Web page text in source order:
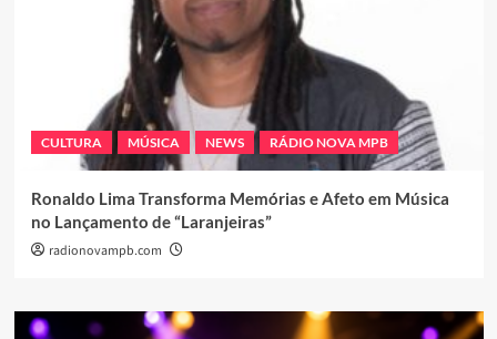
CULTURA MÚSICA NEWS RÁDIO NOVA MPB
Ronaldo Lima Transforma Memórias e Afeto em Música
no Lançamento de “Laranjeiras”
radionovampb.com